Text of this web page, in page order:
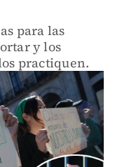
para las
y los
practiquen.